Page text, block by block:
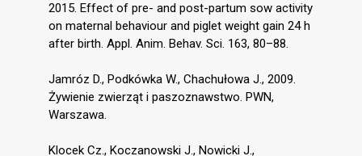
2015. Effect of pre- and post-partum sow activity
on maternal behaviour and piglet weight gain 24 h
after birth. Appl. Anim. Behav. Sci. 163, 80–88.
Jamróz D., Podkówka W., Chachułowa J., 2009.
Żywienie zwierząt i paszoznawstwo. PWN,
Warszawa.
Klocek Cz., Koczanowski J., Nowicki J.,